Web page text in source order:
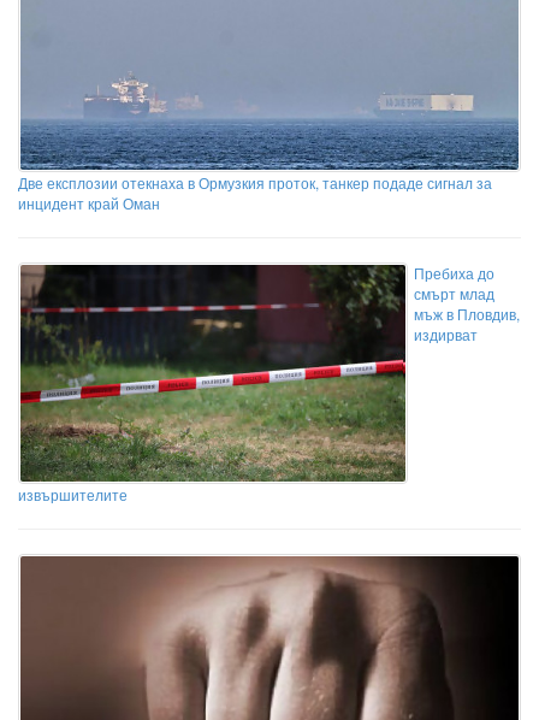
Две експлозии отекнаха в Ормузкия проток, танкер подаде сигнал за
инцидент край Оман
Пребиха до
смърт млад
мъж в Пловдив,
издирват
извършителите